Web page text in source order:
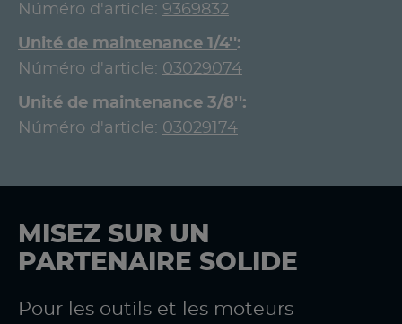
Núméro d'article: 9369832
Unité de maintenance 1/4''
Núméro d'article: 03029074
Unité de maintenance 3/8''
Núméro d'article: 03029174
MISEZ SUR UN
PARTENAIRE SOLIDE
Pour les outils et les moteurs